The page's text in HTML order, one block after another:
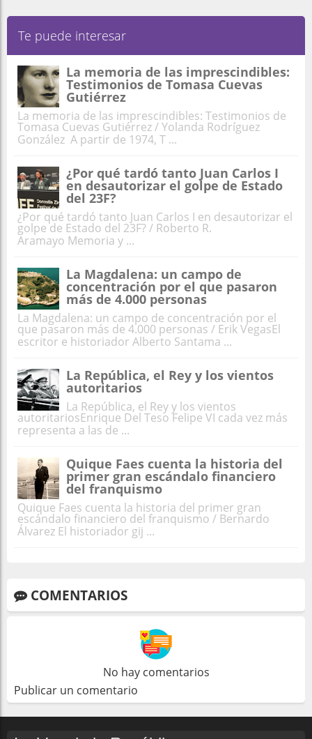
Te puede interesar
La memoria de las imprescindibles:
Testimonios de Tomasa Cuevas
Gutiérrez
La memoria de las imprescindibles: Testimonios de
Tomasa Cuevas Gutiérrez / Yolanda Rodríguez
González A partir de 1974, T ...
¿Por qué tardó tanto Juan Carlos I
en desautorizar el golpe de Estado
del 23F?
¿Por qué tardó tanto Juan Carlos I en desautorizar el
golpe de Estado del 23F? / Roberto R.
Aramayo Memoria y ...
La Magdalena: un campo de
concentración por el que pasaron
más de 4.000 personas
La Magdalena: un campo de concentración por el
que pasaron más de 4.000 personas / Erik VegasEl
escritor e historiador Alberto Santama ...
La República, el Rey y los vientos
autoritarios
La República, el Rey y los vientos
autoritariosEnrique Del Teso Felipe VI cada vez más
representa a las de ...
Quique Faes cuenta la historia del
primer gran escándalo financiero
del franquismo
Quique Faes cuenta la historia del primer gran
escándalo financiero del franquismo / Bernardo
Álvarez El historiador gij ...
COMENTARIOS
No hay comentarios
Publicar un comentario